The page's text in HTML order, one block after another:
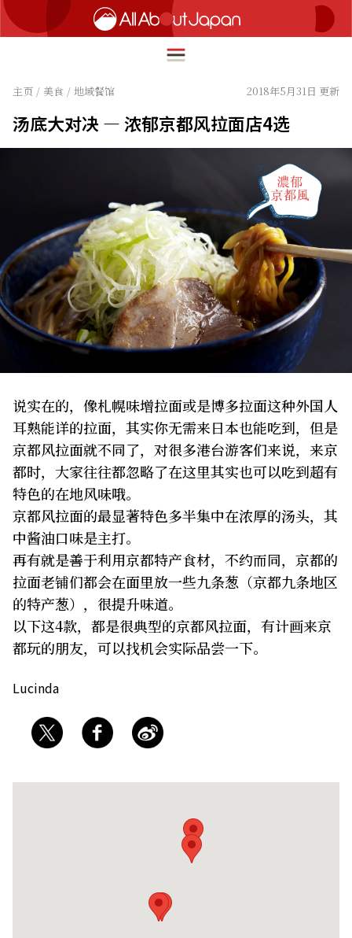
简体中文
繁體中文
ภาษาไทย
한국어
日本語
HOME
文化
热点
生活
主页 / 美食 / 地域餐馆 2018年5月31日 更新
汤底大对决 — 浓郁京都风拉面店4选
说实在的，像札幌味增拉面或是博多拉面这种外国人
耳熟能详的拉面，其实你无需来日本也能吃到，但是
京都风拉面就不同了，对很多港台游客们来说，来京
都时，大家往往都忽略了在这里其实也可以吃到超有
特色的在地风味哦。
京都风拉面的最显著特色多半集中在浓厚的汤头，其
中酱油口味是主打。
再有就是善于利用京都特产食材，不约而同，京都的
拉面老铺们都会在面里放一些九条葱（京都九条地区
的特产葱），很提升味道。
以下这4款，都是很典型的京都风拉面，有计画来京
都玩的朋友，可以找机会实际品尝一下。
Lucinda